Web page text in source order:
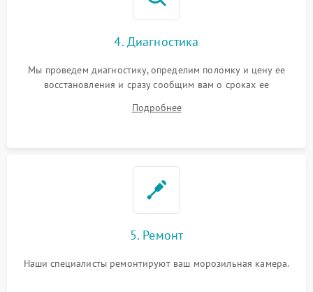
4. Диагностика
Мы проведем диагностику, определим поломку и цену ее
восстановления и сразу сообщим вам о сроках ее
Подробнее
5. Ремонт
Наши специалисты ремонтируют ваш морозильная камера.